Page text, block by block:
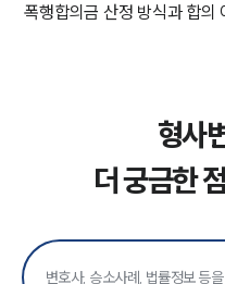
폭행합의금 산정 방식과 합의
형사
더 궁금한